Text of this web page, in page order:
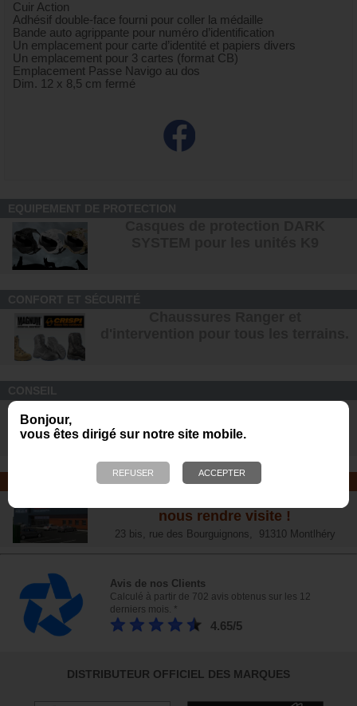
Bonjour,
vous êtes dirigé sur notre site mobile.
Cuir Action
Adhésif double-face fourni pour coller la médaille
Bande auto agrippante pour numéro d’identification
Un emplacement pour carte d’identité et papiers divers
Un emplacement pour 3 cartes (format CB)
Emplacement Passe Navigo au dos
Dim. 12 x 8,5 cm fermé
Formation, salaire, étude
NOTRE MAGASIN
nous rendre visite !
23 bis, rue des Bourguignons, 91310 Montlhéry
Avis de nos Clients
Calculé à partir de 702 avis obtenus sur les 12
derniers mois. *
4.65/5
DISTRIBUTEUR OFFICIEL DES MARQUES